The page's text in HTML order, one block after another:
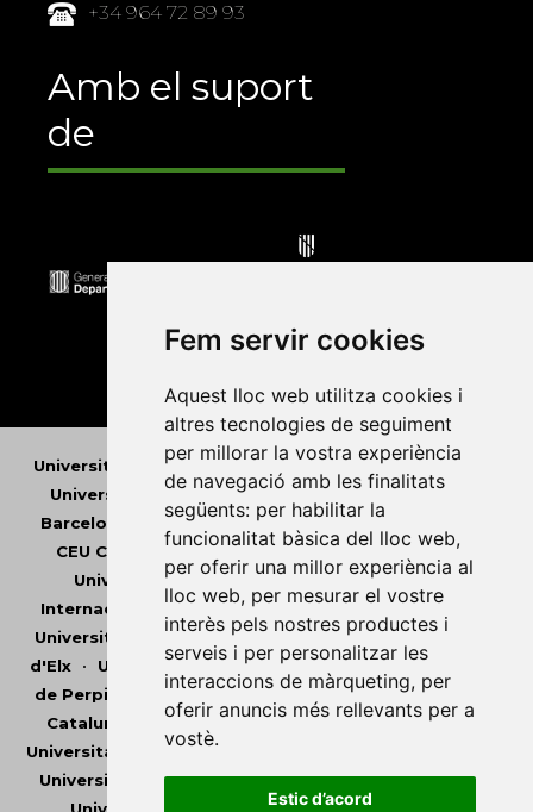
Fem servir cookies
Aquest lloc web utilitza cookies i
altres tecnologies de seguiment
per millorar la vostra experiència
de navegació amb les finalitats
següents: per habilitar la
funcionalitat bàsica del lloc web,
per oferir una millor experiència al
lloc web, per mesurar el vostre
interès pels nostres productes i
serveis i per personalitzar les
interaccions de màrqueting, per
oferir anuncis més rellevants per a
vostè.
Estic d’acord
+34 964 72 89 93
Amb el suport
de
Universitat Abat Oliba CEU • Universitat d'Alacant
Universitat d'Andorra•Universitat Autònoma de
Barcelona
Universitat de Barcelona •
CEU Cardenal Herrera•Universitat de Girona•
Universitat de les Illes Balears•Universitat
Internacional de Catalunya•Universitat Jaume I
Universitat de Lleida• Universitat Miguel Hernández
d'Elx• Universitat Oberta de Catalunya•Universitat
de Perpinyà Via Domitia• Universitat Politècnica de
Catalunya
Universitat Politècnica de València •
Universitat Pompeu Fabra
Universitat Rovira i Virgili•Universitat de Sàsser•